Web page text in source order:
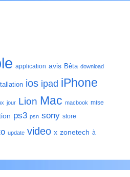
application avis Bêta download
ios ipad iPhone
jour Lion Mac macbook mise
ps3 psn sony store
update video x zonetech à